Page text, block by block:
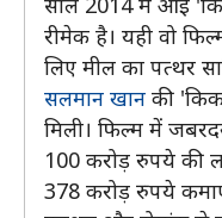
रीमेक है। यही वो
लिए मील का पत्थर
सलमान खान की
मिली। फिल्म में
100 करोड़ रुपये की
378 करोड़ रुपये